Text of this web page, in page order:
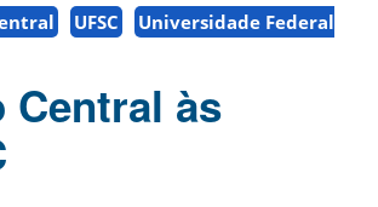
UFSC
Universidade Federal
Central às